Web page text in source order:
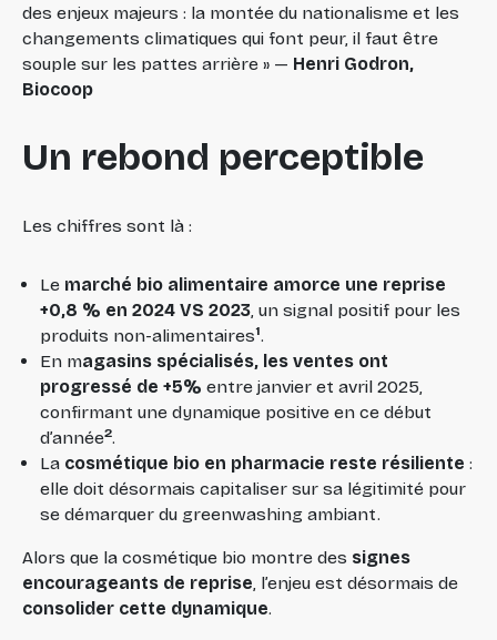
des enjeux majeurs : la montée du nationalisme et les
changements climatiques qui font peur, il faut être
souple sur les pattes arrière » — Henri Godron,
Biocoop
Un rebond perceptible
Les chiffres sont là :
Le marché bio alimentaire amorce une reprise
+0,8 % en 2024 VS 2023, un signal positif pour les
produits non-alimentaires1.
En magasins spécialisés, les ventes ont
progressé de +5% entre janvier et avril 2025,
confirmant une dynamique positive en ce début
d’année2.
La cosmétique bio en pharmacie reste résiliente :
elle doit désormais capitaliser sur sa légitimité pour
se démarquer du greenwashing ambiant.
Alors que la cosmétique bio montre des signes
encourageants de reprise, l’enjeu est désormais de
consolider cette dynamique.